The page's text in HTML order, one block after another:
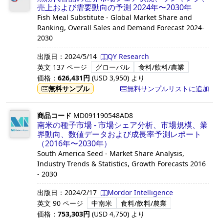
売上および需要動向の予測 2024年〜2030年
Fish Meal Substitute - Global Market Share and
Ranking, Overall Sales and Demand Forecast 2024-
2030
出版日： 2024/5/14
QY Research
英文 137 ページ グローバル
食料/飲料/農業
価格： 626,431円 (USD 3,950) より
無料サンプル
無料サンプルリストに追加
商品コード MD091190548AD8
南米の種子市場 - 市場シェア分析、市場規模、業
界動向、数値データおよび成長率予測レポート
（2016年〜2030年）
South America Seed - Market Share Analysis,
Industry Trends & Statistics, Growth Forecasts 2016
- 2030
出版日： 2024/2/17
Mordor Intelligence
英文 90 ページ 中南米
食料/飲料/農業
価格： 753,303円 (USD 4,750) より